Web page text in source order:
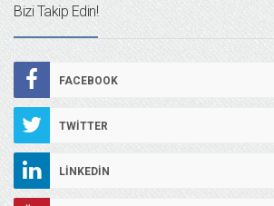
Bizi Takip Edin!
FACEBOOK
TWITTER
LINKEDIN